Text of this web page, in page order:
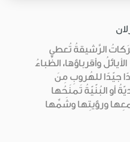
الرَّشيقةُ تُعطي
وأقرباؤها، الظِّباءُ
جيّدًا للهُروبِ مِنَ
أو البُنّيّةُ تَمنَحُها
ورؤيتِها وشَمِّها